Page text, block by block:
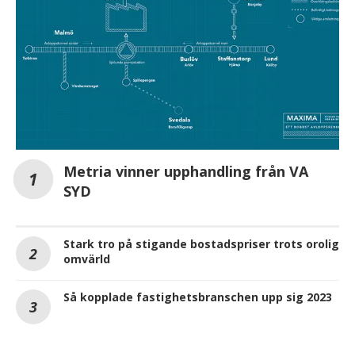
Metria vinner upphandling från VA
SYD
Stark tro på stigande bostadspriser trots orolig
omvärld
Så kopplade fastighetsbranschen upp sig 2023